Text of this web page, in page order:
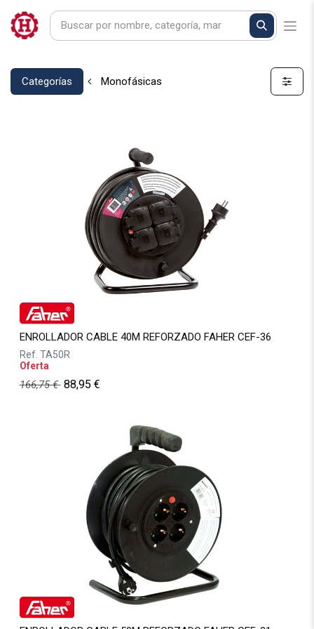
Categorías Monofásicas
ENROLLADOR CABLE 40M REFORZADO FAHER CEF-36
Ref. TA50R
Oferta
166,75€ 88,95 €